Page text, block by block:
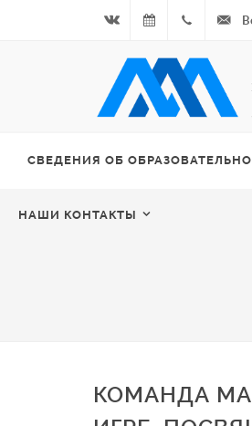
Вконтакте08.08.2026
- Чётная
+7
964
СВЕДЕНИЯ ОБ
НАШИ КОНТАКТЫ
КОМАНДА